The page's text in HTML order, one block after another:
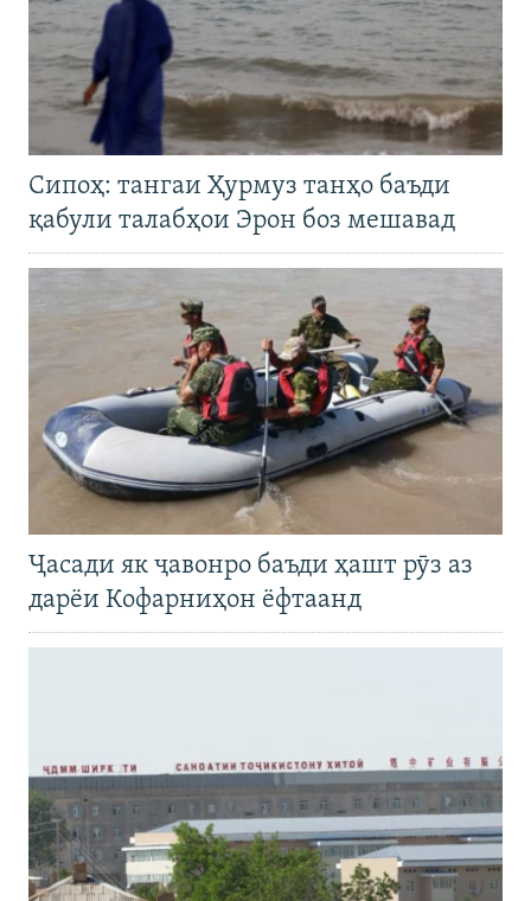
Сипоҳ: тангаи Ҳурмуз танҳо баъди
қабули талабҳои Эрон боз мешавад
Ҷасади як ҷавонро баъди ҳашт рӯз аз
дарёи Кофарниҳон ёфтаанд